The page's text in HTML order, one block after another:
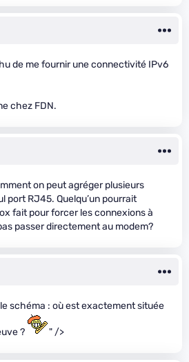
de me fournir une connectivité IPv6
chez FDN.
on peut agréger plusieurs
port RJ45. Quelqu’un pourrait
fait pour forcer les connexions à
passer directement au modem?
le schéma : où est exactement située
? " />